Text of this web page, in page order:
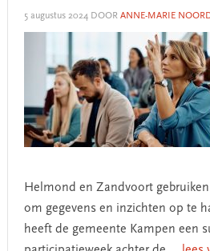
5 augustus 2024DOOR ANNE-MARIE
Helmond en Zandvoort
om gegevens en inzichten op te
heeft de gemeente Kampen een